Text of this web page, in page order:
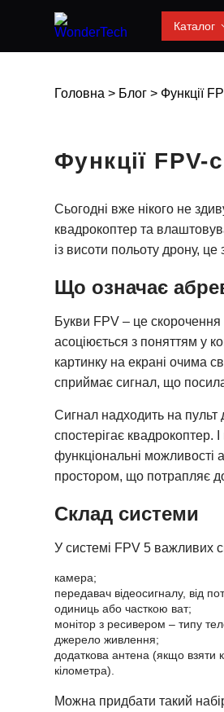
Каталог
Головна > Блог > Функції
Функції FPV-
Сьогодні вже нікого не
квадрокоптер та
із висоти польоту дрону,
Що означає
Букви FPV – це
асоціюється з поняттям у
картинку на екрані очима
сприймає сигнал, що
Сигнал надходить на
спостерігає
функціональні можливості
простором, що потрапляє
Склад системи
У системі FPV 5 важливих
камера;
передавач відеосигналу, від
одиниць або часткою ват;
монітор з ресивером – типу
джерело живлення;
додаткова антена (якщо
кілометра).
Можна придбати такий